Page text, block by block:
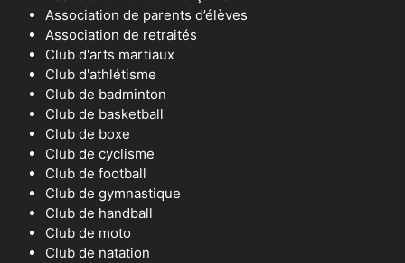
Association de parents d’élèves
Association de retraités
Club d'arts martiaux
Club d'athlétisme
Club de badminton
Club de basketball
Club de boxe
Club de cyclisme
Club de football
Club de gymnastique
Club de handball
Club de moto
Club de natation